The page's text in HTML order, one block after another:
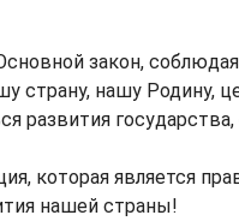
закон,
страну, нашу Родину,
развития
которая является
нашей страны!